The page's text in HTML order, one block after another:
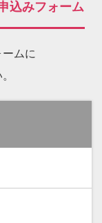
込みフォーム
ムに